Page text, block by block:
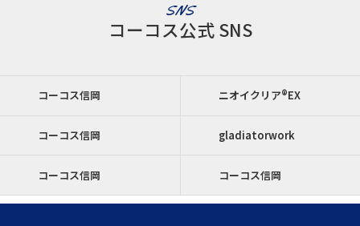
SNS
コーコス公式 SNS
コーコス信岡 ニオイクリア®EX
コーコス信岡 gladiatorwork
コーコス信岡 コーコス信岡